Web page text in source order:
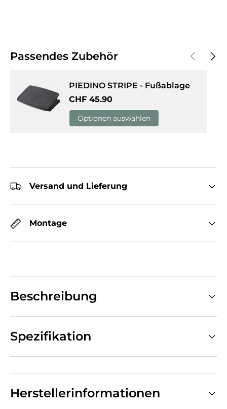
Passendes Zubehör Vorherige
PIEDINO STRIPE - Fußablage
Normaler Preis
CHF 45.90
Optionen auswählen
Versand und Lieferung
Montage
Beschreibung
Spezifikation
Herstellerinformationen